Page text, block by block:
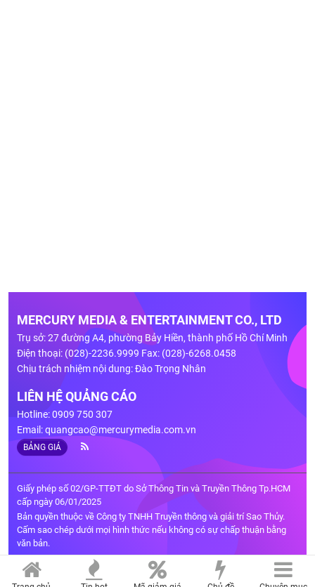
MERCURY MEDIA & ENTERTAINMENT CO., LTD
Trụ sở: 27 đường A4, phường Bảy Hiền, thành phố Hồ Chí Minh
Điện thoại: (028)-2236.9999 Fax: (028)-6268.0458
Chịu trách nhiệm nội dung: Đào Trọng Nhân
LIÊN HỆ QUẢNG CÁO
Hotline: 0909 750 307
Email:quangcao@mercurymedia.com.vn
BẢNG GIÁ
Giấy phép số 02/GP-TTĐT do Sở Thông Tin và Truyền Thông Tp.HCM
cấp ngày 06/01/2025
Bản quyền thuộc về Công ty TNHH Truyền thông và giải trí Sao Thủy.
Cấm sao chép dưới mọi hình thức nếu không có sự chấp thuận bằng
văn bản.